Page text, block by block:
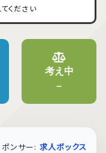
ください
考え中
–
ンサー: 求人ボックス